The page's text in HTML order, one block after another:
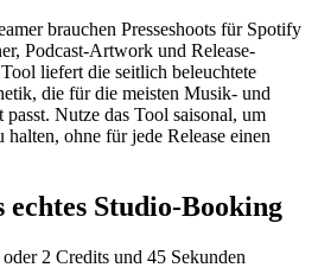
brauchen Presseshoots für Spotify
Podcast-Artwork und Release-
liefert die seitlich beleuchtete
die für die meisten Musik- und
Nutze das Tool saisonal, um
halten, ohne für jede Release einen
Studio-Booking
2 Credits und 45 Sekunden